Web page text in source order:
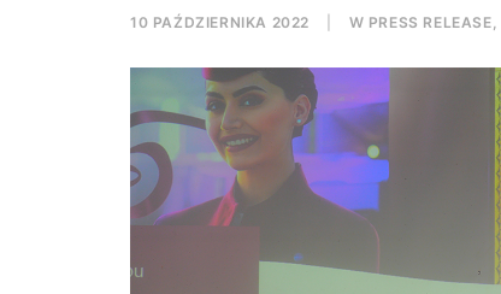
10 PAŹDZIERNIKA 2022 W PRESS RELEASE,